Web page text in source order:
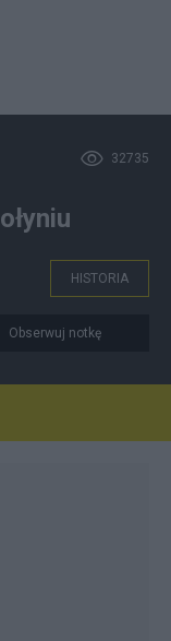
32735
HISTORIA
Obserwuj notkę